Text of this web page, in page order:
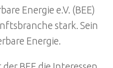
Energie e.V. (BEE)
stark. Sein
Energie.